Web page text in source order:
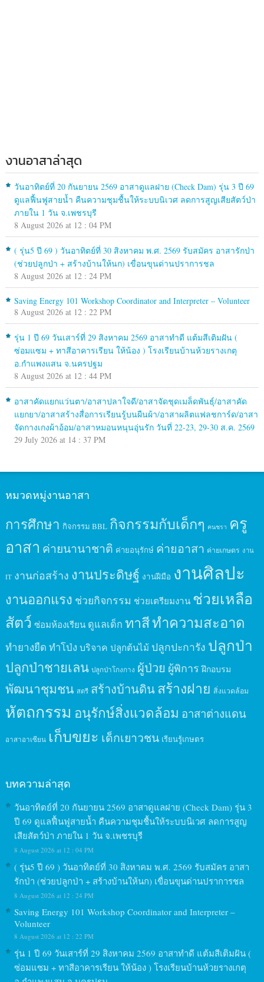
งานอาสาล่าสุด
วันอาทิตย์ที่ 20 กันยายน 2569 อาสาดูแลฝาย (Check Dam) รุ่น 3 ปี 69
ดูแลฟื้นฟูสายน้ำ คืนความชุมชื้นให้ระบบนิเวศ ลดการสูญเสียสัตว์ป่า
ภายใน 1 วัน จ.เพชรบุรี
8 August 2026 at 12 : 04 PM
( รุ่น5 ปี 69 ) วันอาทิตย์ที่ 30 สิงหาคม พ.ศ. 2569 รับสมัคร อาสารักป่า
(ช่วยปลูกป่า + สร้างบ้านให้นก) เขื่อนขุนด่านปราการชล
8 August 2026 at 12 : 24 PM
Saving Energy 101 Workshop Coordinator and Interpreter – Volunteer
8 August 2026 at 12 : 22 PM
รุ่น 1 ปี 69 วันเสาร์ที่ 29 สิงหาคม 2569 อาสาทำดี แต้มสีเติมฝัน (
ซ่อมแซม + ทาสีอาคารเรียน ให้น้อง ) โรงเรียนบ้านห้วยรางเกตุ
อ.กำแพงแสน จ.นครปฐม
8 August 2026 at 12 : 44 PM
อาสาคัดแยกแว่นตา/อาสาปลาใจดี/อาสาจัดชุดเมล็ดพันธุ์/อาสาคัด
แยกยา/อาสาสร้างสื่อการเรียนรู้บนผืนผ้า/อาสาผลิตแฟลชการ์ด/อาสา
จัดกางเกงผ้าอ้อม/อาสาหมอนหนุนอุ่นรัก วันที่ 22-23, 29-30 ส.ค. 2569
29 July 2026 at 14 : 37 PM
หมวดหมู่งานอาสา
การศึกษา กิจกรรม BBL กิจกรรมกับเด็กๆ คนชรา ครู
อาสา ค่ายนานาชาติ ค่ายอนุรักษ์ ค่ายอาสา ค่ายเกษตร งาน
IT งานก่อสร้าง งานประดิษฐ์ งานฝีมือ งานศิลปะ
งานออกแรง ช่วยกิจกรรม ช่วยเตรียมงาน ช่วยเหลือ
สัตว์ ซ่อมห้องเรียน ดูแลเด็ก ทาสีทำความสะอาด
ทำยางยืด ทำโป่ง บริจาค ปลูกต้นไม้ ปลูกปะการัง ปลูกป่า
ปลูกป่าชายเลน ปลูกป่าโกงกาง ผู้ป่วย ผู้พิการ ฝึกอบรม
พัฒนาชุมชน สตรี สร้างบ้านดินสร้างฝาย สิ่งแวดล้อม
หัตถกรรม อนุรักษ์สิ่งแวดล้อม อาสาต่างแดน
อาสาอาเซียน เก็บขยะ เด็กเยาวชน เรียนรู้เกษตร
บทความล่าสุด
วันอาทิตย์ที่ 20 กันยายน 2569 อาสาดูแลฝาย (Check Dam) รุ่น 3
ปี 69 ดูแลฟื้นฟูสายน้ำ คืนความชุมชื้นให้ระบบนิเวศ ลดการสูญ
เสียสัตว์ป่า ภายใน 1 วัน จ.เพชรบุรี
8 August 2026 at 12 : 04 PM
( รุ่น5 ปี 69 ) วันอาทิตย์ที่ 30 สิงหาคม พ.ศ. 2569 รับสมัคร อาสา
รักป่า (ช่วยปลูกป่า + สร้างบ้านให้นก) เขื่อนขุนด่านปราการชล
8 August 2026 at 12 : 24 PM
Saving Energy 101 Workshop Coordinator and Interpreter –
Volunteer
8 August 2026 at 12 : 22 PM
รุ่น 1 ปี 69 วันเสาร์ที่ 29 สิงหาคม 2569 อาสาทำดี แต้มสีเติมฝัน (
ซ่อมแซม + ทาสีอาคารเรียน ให้น้อง ) โรงเรียนบ้านห้วยรางเกตุ